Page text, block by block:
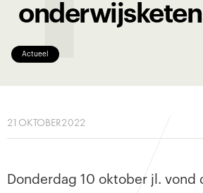
onderwijsketen
Actueel
21 OKTOBER2022
Donderdag 10 oktober jl. vond